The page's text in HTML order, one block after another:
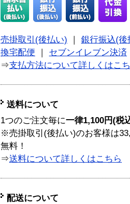
売掛取引(後払い)
銀行振込(後
換宅配便
セブンイレブン決済
⇒支払方法について詳しくはこ
送料について
1つのご注文毎に一律1,100円(税
※売掛取引(後払い)のお客様は
無料！
⇒送料について詳しくはこちら
配送について